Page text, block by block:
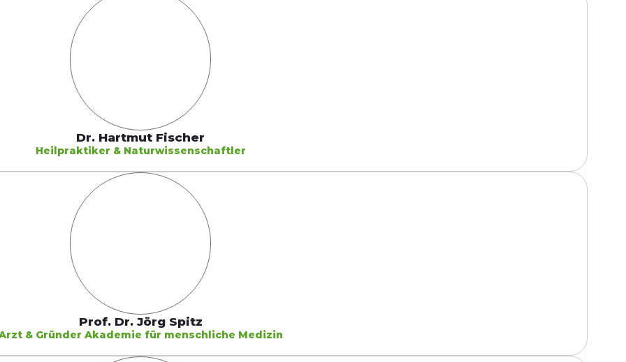
Dr. Hartmut Fischer
Heilpraktiker & Naturwissenschaftler
Prof. Dr. Jörg Spitz
& Gründer Akademie für menschliche Medizin